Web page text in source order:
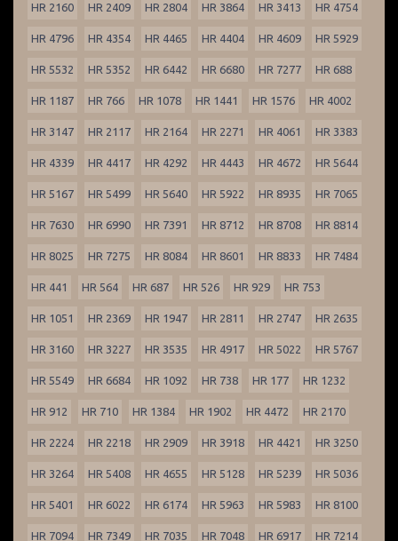
HR 2160 HR 2409 HR 2804 HR 3864 HR 3413 HR 4754
HR 4796 HR 4354 HR 4465 HR 4404 HR 4609 HR 5929
HR 5532 HR 5352 HR 6442 HR 6680 HR 7277 HR 688
HR 1187 HR 766 HR 1078 HR 1441 HR 1576 HR 4002
HR 3147 HR 2117 HR 2164 HR 2271 HR 4061 HR 3383
HR 4339 HR 4417 HR 4292 HR 4443 HR 4672 HR 5644
HR 5167 HR 5499 HR 5640 HR 5922 HR 8935 HR 7065
HR 7630 HR 6990 HR 7391 HR 8712 HR 8708 HR 8814
HR 8025 HR 7275 HR 8084 HR 8601 HR 8833 HR 7484
HR 441 HR 564 HR 687 HR 526 HR 929 HR 753
HR 1051 HR 2369 HR 1947 HR 2811 HR 2747 HR 2635
HR 3160 HR 3227 HR 3535 HR 4917 HR 5022 HR 5767
HR 5549 HR 6684 HR 1092 HR 738 HR 177 HR 1232
HR 912 HR 710 HR 1384 HR 1902 HR 4472 HR 2170
HR 2224 HR 2218 HR 2909 HR 3918 HR 4421 HR 3250
HR 3264 HR 5408 HR 4655 HR 5128 HR 5239 HR 5036
HR 5401 HR 6022 HR 6174 HR 5963 HR 5983 HR 8100
HR 7094 HR 7349 HR 7035 HR 7048 HR 6917 HR 7214